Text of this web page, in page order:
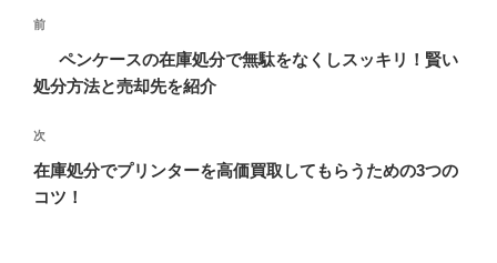
ナ
ー
シ
過
の
稿
前
ペンケースの在庫処分で無駄をなくしスッキリ！賢い
処分方法と売却先を紹介
次
の
投
次
在庫処分でプリンターを高価買取してもらうための3つの
コツ！